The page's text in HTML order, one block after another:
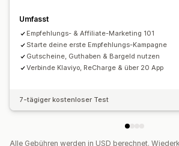
Affiliate-Erfahrung
Benutzerdefinierte Dashboards
Benutzerdefinierte Registrierung
Markenspezifisches Portal
Umfasst
Empfehlungs- & Affiliate-Marketing 101
Starte deine erste Empfehlungs-Kampagne
Gutscheine, Guthaben & Bargeld nutzen
Verbinde Klaviyo, ReCharge & über 20 App
7-tägiger kostenloser Test
Alle Gebühren werden in USD berechnet.